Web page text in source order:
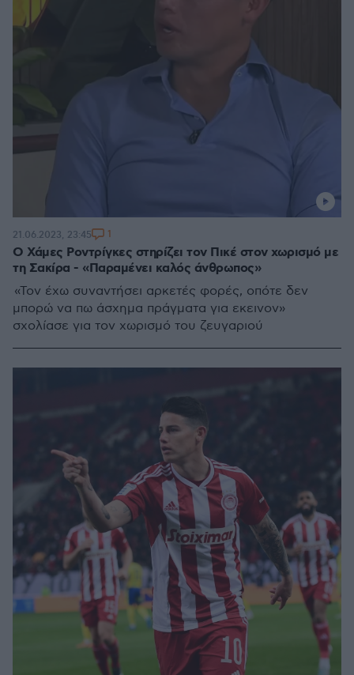
Ο Χάμες Ροντρίγκες στηρίζει τον Πικέ στον χωρισμό με
τη Σακίρα - «Παραμένει καλός άνθρωπος»
«Τον έχω συναντήσει αρκετές φορές, οπότε δεν
μπορώ να πω άσχημα πράγματα για εκεινον»
σχολίασε για τον χωρισμό του ζευγαριού
21.06.2023, 23:45 1